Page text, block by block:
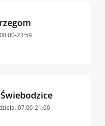
23:59
07:00-21:00